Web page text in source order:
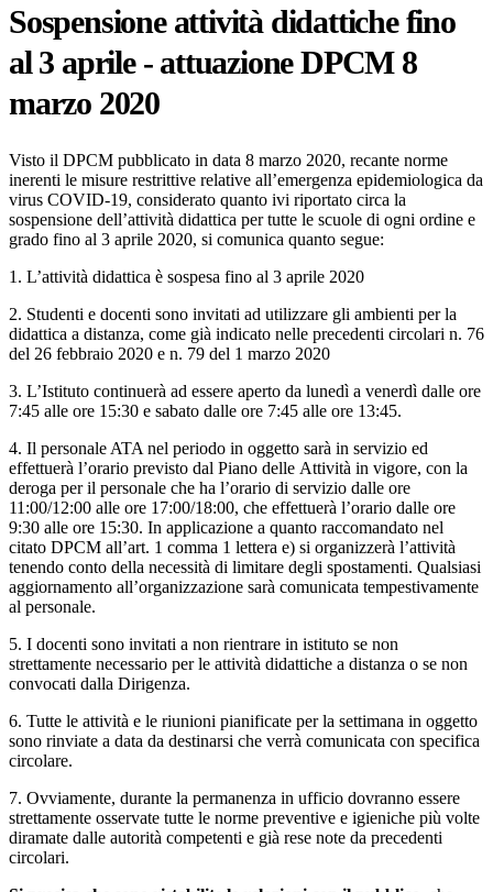
Sospensione attività didattiche fino
al 3 aprile - attuazione DPCM 8
marzo 2020
Visto il DPCM pubblicato in data 8 marzo 2020, recante norme
inerenti le misure restrittive relative all’emergenza epidemiologica da
virus COVID-19, considerato quanto ivi riportato circa la
sospensione dell’attività didattica per tutte le scuole di ogni ordine e
grado fino al 3 aprile 2020, si comunica quanto segue:
1. L’attività didattica è sospesa fino al 3 aprile 2020
2. Studenti e docenti sono invitati ad utilizzare gli ambienti per la
didattica a distanza, come già indicato nelle precedenti circolari n. 76
del 26 febbraio 2020 e n. 79 del 1 marzo 2020
3. L’Istituto continuerà ad essere aperto da lunedì a venerdì dalle ore
7:45 alle ore 15:30 e sabato dalle ore 7:45 alle ore 13:45.
4. Il personale ATA nel periodo in oggetto sarà in servizio ed
effettuerà l’orario previsto dal Piano delle Attività in vigore, con la
deroga per il personale che ha l’orario di servizio dalle ore
11:00/12:00 alle ore 17:00/18:00, che effettuerà l’orario dalle ore
9:30 alle ore 15:30. In applicazione a quanto raccomandato nel
citato DPCM all’art. 1 comma 1 lettera e) si organizzerà l’attività
tenendo conto della necessità di limitare degli spostamenti. Qualsiasi
aggiornamento all’organizzazione sarà comunicata tempestivamente
al personale.
5. I docenti sono invitati a non rientrare in istituto se non
strettamente necessario per le attività didattiche a distanza o se non
convocati dalla Dirigenza.
6. Tutte le attività e le riunioni pianificate per la settimana in oggetto
sono rinviate a data da destinarsi che verrà comunicata con specifica
circolare.
7. Ovviamente, durante la permanenza in ufficio dovranno essere
strettamente osservate tutte le norme preventive e igieniche più volte
diramate dalle autorità competenti e già rese note da precedenti
circolari.